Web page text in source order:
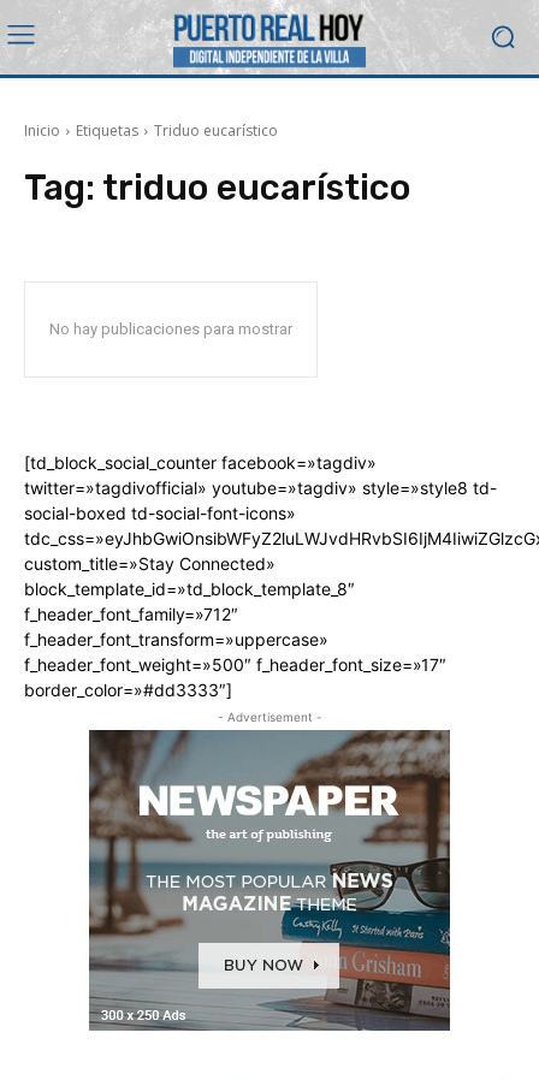
Inicio Etiquetas Triduo eucarístico
Tag: triduo eucarístico
No hay publicaciones para mostrar
[td_block_social_counter facebook=»tagdiv»
twitter=»tagdivofficial» youtube=»tagdiv» style=»style8 td-
social-boxed td-social-font-icons»
custom_title=»Stay Connected»
block_template_id=»td_block_template_8″
f_header_font_family=»712″
f_header_font_transform=»uppercase»
f_header_font_weight=»500″ f_header_font_size=»17″
border_color=»#dd3333″]
- Advertisement -